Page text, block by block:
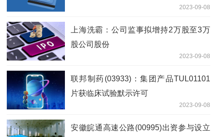
2023-09-08
上海洗霸：公司监事拟增持2万股至3万
股公司股份
2023-09-08
联邦制药(03933)：集团产品TUL01101
片获临床试验默示许可
2023-09-08
安徽皖通高速公路(00995)出资参与设立